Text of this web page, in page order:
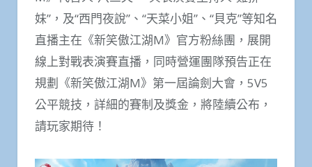
妹”，及“西門夜說”、“天菜小姐”、“貝克”等知名
直播主在《新笑傲江湖M》官方粉絲團，展開
線上對戰表演賽直播，同時營運團隊預告正在
規劃《新笑傲江湖M》第一屆論劍大會， 5V5
公平競技，詳細的賽制及獎金，將陸續公布，
請玩家期待！